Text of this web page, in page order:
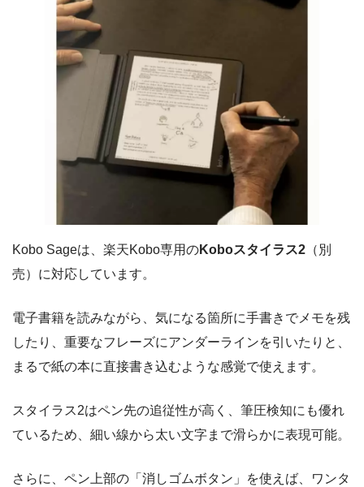
Kobo Sageは、楽天Kobo専用のKoboスタイラス2 （別
売）に対応しています。
電子書籍を読みながら、気になる箇所に手書きでメモを残
したり、重要なフレーズにアンダーラインを引いたりと、
まるで紙の本に直接書き込むような感覚で使えます。
スタイラス2はペン先の追従性が高く、筆圧検知にも優れ
ているため、細い線から太い文字まで滑らかに表現可能。
さらに、ペン上部の「消しゴムボタン」を使えば、ワンタ